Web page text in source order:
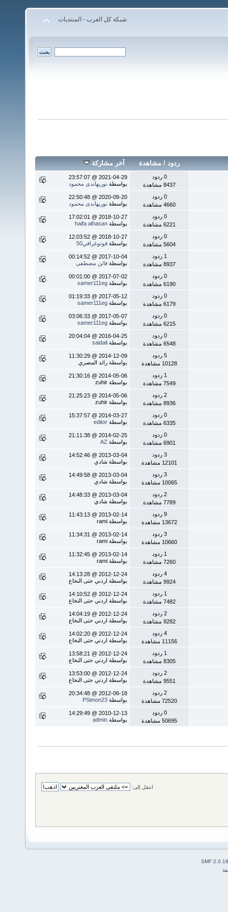
شبكة كل العرب - المنتديات
ردود /مشاهدة آخر مشاركة
0 ردود
8437 مشاهدة
2021-04-29 @ 23:57:07
بواسطة نوريهاندى محمود
0 ردود
4660 مشاهدة
2020-09-20 @ 22:50:48
بواسطة نوريهاندى محمود
0 ردود
6221 مشاهدة
2018-10-27 @ 17:02:01
بواسطة haifa alhasan
0 ردود
5604 مشاهدة
2018-10-27 @ 12:03:52
بواسطة فوتوغرافي50
1 ردود
8937 مشاهدة
2017-10-04 @ 00:14:52
بواسطة فاتن مصطفى
0 ردود
6190 مشاهدة
2017-07-02 @ 00:01:00
بواسطة samer111eg
0 ردود
6179 مشاهدة
2017-05-12 @ 01:19:33
بواسطة samer111eg
0 ردود
6215 مشاهدة
2017-05-07 @ 03:06:33
بواسطة samer111eg
0 ردود
6548 مشاهدة
2016-04-25 @ 20:04:04
بواسطة saidali
5 ردود
10128 مشاهدة
2014-12-09 @ 11:30:29
بواسطة رائد المصري
1 ردود
7549 مشاهدة
2014-05-06 @ 21:30:16
بواسطة zuhir
2 ردود
8936 مشاهدة
2014-05-06 @ 21:25:23
بواسطة zuhir
0 ردود
6335 مشاهدة
2014-03-27 @ 15:37:57
بواسطة editor
0 ردود
6901 مشاهدة
2014-02-25 @ 21:11:38
بواسطة AZ
3 ردود
12101 مشاهدة
2013-03-04 @ 14:52:46
بواسطة شادي
3 ردود
10065 مشاهدة
2013-03-04 @ 14:49:58
بواسطة شادي
2 ردود
7789 مشاهدة
2013-03-04 @ 14:48:33
بواسطة شادي
9 ردود
13672 مشاهدة
2013-02-14 @ 11:43:13
بواسطة rami
3 ردود
10660 مشاهدة
2013-02-14 @ 11:34:31
بواسطة rami
1 ردود
7260 مشاهدة
2013-02-14 @ 11:32:45
بواسطة rami
4 ردود
9924 مشاهدة
2012-12-24 @ 14:13:28
بواسطة اردني حتى النخاع
1 ردود
7482 مشاهدة
2012-12-24 @ 14:10:52
بواسطة اردني حتى النخاع
2 ردود
9282 مشاهدة
2012-12-24 @ 14:04:19
بواسطة اردني حتى النخاع
4 ردود
11156 مشاهدة
2012-12-24 @ 14:02:20
بواسطة اردني حتى النخاع
1 ردود
8305 مشاهدة
2012-12-24 @ 13:58:21
بواسطة اردني حتى النخاع
2 ردود
9551 مشاهدة
2012-12-24 @ 13:53:00
بواسطة اردني حتى النخاع
2 ردود
72520 مشاهدة
2012-06-18 @ 20:34:48
بواسطة PSimon23
0 ردود
50695 مشاهدة
2010-12-13 @ 14:29:49
بواسطة admin
انتقل إلى:
SMF 2.0.18